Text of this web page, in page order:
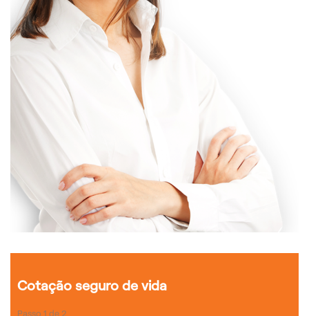
Cotação seguro de vida
Passo 1 de 2